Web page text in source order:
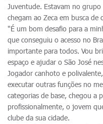
Juventude. Estavam no
chegam ao Zeca em busca de
"É um bom desafio para a
que conseguiu o acesso no
importante para todos. Vou
espaço e ajudar o São José
Jogador canhoto e
executar outras funções no
categorias de base, chegou a
profissionalmente, o jovem
clube da sua cidade.